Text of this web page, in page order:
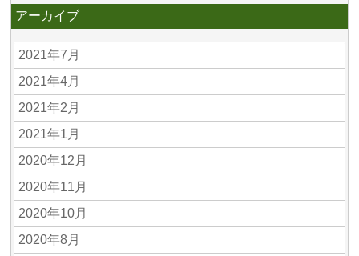
アーカイブ
2021年7月
2021年4月
2021年2月
2021年1月
2020年12月
2020年11月
2020年10月
2020年8月